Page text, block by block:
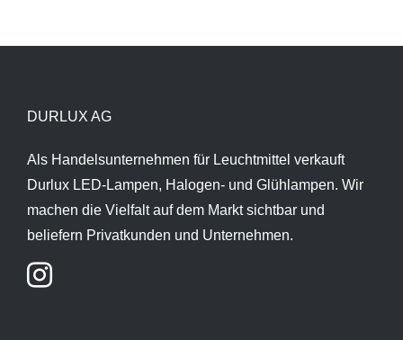
DURLUX AG
Als Handelsunternehmen für Leuchtmittel verkauft
Durlux LED-Lampen, Halogen- und Glühlampen. Wir
machen die Vielfalt auf dem Markt sichtbar und
beliefern Privatkunden und Unternehmen.